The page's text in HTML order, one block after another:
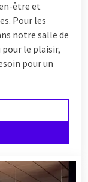
être et
Pour les
notre salle de
pour le plaisir,
pour un